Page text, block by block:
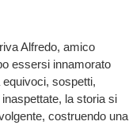
Alfredo, amico
essersi innamorato
equivoci, sospetti,
la storia si
costruendo una